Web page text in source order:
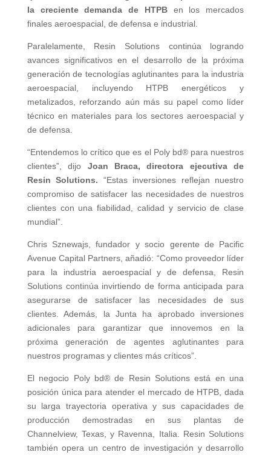
la creciente demanda de HTPBen los mercados
finales aeroespacial, de defensa e industrial.
Paralelamente, Resin Solutions continúa logrando
avances significativos en el desarrollo de la próxima
generación de tecnologías aglutinantes para la industria
aeroespacial, incluyendo HTPB energéticos y
metalizados, reforzando aún más su papel como líder
técnico en materiales para los sectores aeroespacial y
de defensa.
“Entendemos lo crítico que es el Poly bd® para nuestros
clientes”, dijo Joan Braca, directora ejecutiva de
Resin Solutions. “Estas inversiones reflejan nuestro
compromiso de satisfacer las necesidades de nuestros
clientes con una fiabilidad, calidad y servicio de clase
mundial”.
Chris Sznewajs, fundador y socio gerente de Pacific
Avenue Capital Partners, añadió: “Como proveedor líder
para la industria aeroespacial y de defensa, Resin
Solutions continúa invirtiendo de forma anticipada para
asegurarse de satisfacer las necesidades de sus
clientes. Además, la Junta ha aprobado inversiones
adicionales para garantizar que innovemos en la
próxima generación de agentes aglutinantes para
nuestros programas y clientes más críticos”.
El negocio Poly bd® de Resin Solutions está en una
posición única para atender el mercado de HTPB, dada
su larga trayectoria operativa y sus capacidades de
producción demostradas en sus plantas de
Channelview, Texas, y Ravenna, Italia. Resin Solutions
también opera un centro de investigación y desarrollo